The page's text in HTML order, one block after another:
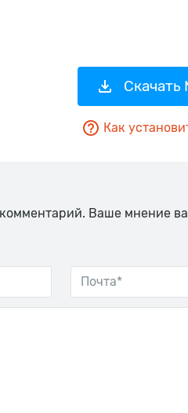
Скачать
Как
Ваше мнение